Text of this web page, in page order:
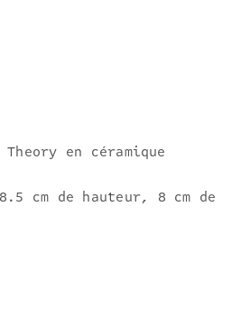
Theory en céramique
cm de hauteur, 8 cm de